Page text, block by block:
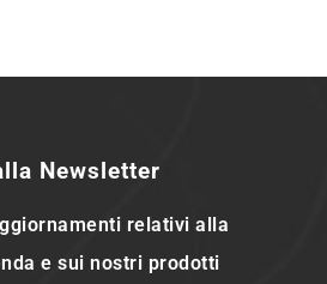
Newsletter
relativi alla
e sui nostri prodotti